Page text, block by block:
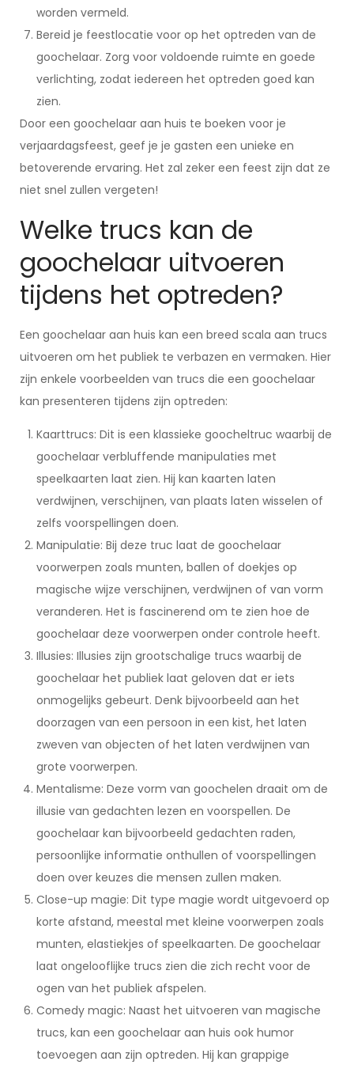
worden vermeld.
Bereid je feestlocatie voor op het optreden van de
goochelaar. Zorg voor voldoende ruimte en goede
verlichting, zodat iedereen het optreden goed kan
zien.
Door een goochelaar aan huis te boeken voor je
verjaardagsfeest, geef je je gasten een unieke en
betoverende ervaring. Het zal zeker een feest zijn dat ze
niet snel zullen vergeten!
Welke trucs kan de
goochelaar uitvoeren
tijdens het optreden?
Een goochelaar aan huis kan een breed scala aan trucs
uitvoeren om het publiek te verbazen en vermaken. Hier
zijn enkele voorbeelden van trucs die een goochelaar
kan presenteren tijdens zijn optreden:
Kaarttrucs: Dit is een klassieke goocheltruc waarbij de
goochelaar verbluffende manipulaties met
speelkaarten laat zien. Hij kan kaarten laten
verdwijnen, verschijnen, van plaats laten wisselen of
zelfs voorspellingen doen.
Manipulatie: Bij deze truc laat de goochelaar
voorwerpen zoals munten, ballen of doekjes op
magische wijze verschijnen, verdwijnen of van vorm
veranderen. Het is fascinerend om te zien hoe de
goochelaar deze voorwerpen onder controle heeft.
Illusies: Illusies zijn grootschalige trucs waarbij de
goochelaar het publiek laat geloven dat er iets
onmogelijks gebeurt. Denk bijvoorbeeld aan het
doorzagen van een persoon in een kist, het laten
zweven van objecten of het laten verdwijnen van
grote voorwerpen.
Mentalisme: Deze vorm van goochelen draait om de
illusie van gedachten lezen en voorspellen. De
goochelaar kan bijvoorbeeld gedachten raden,
persoonlijke informatie onthullen of voorspellingen
doen over keuzes die mensen zullen maken.
Close-up magie: Dit type magie wordt uitgevoerd op
korte afstand, meestal met kleine voorwerpen zoals
munten, elastiekjes of speelkaarten. De goochelaar
laat ongelooflijke trucs zien die zich recht voor de
ogen van het publiek afspelen.
Comedy magic: Naast het uitvoeren van magische
trucs, kan een goochelaar aan huis ook humor
toevoegen aan zijn optreden. Hij kan grappige